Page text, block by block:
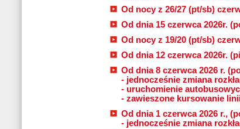
Od nocy z 26/27 (pt/sb)
Od dnia 15 czerwca 2026r.
Od nocy z 19/20 (pt/sb)
Od dnia 12 czerwca 2026r.
Od dnia 8 czerwca 2026 r.
- jednocześnie zmiana
- uruchomienie
- zawieszone kursowanie
Od dnia 1 czerwca 2026 r.,
- jednocześnie zmiana